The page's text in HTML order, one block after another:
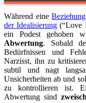
Während eine
der Idealisierung (“Love
ein Podest gehoben
Abwertung. Sobald
Bedürfnissen und
Narzisst, ihn zu
subtil und nagt
Unsicherheiten ab und
zu kontrollieren ist.
Abwertung sind